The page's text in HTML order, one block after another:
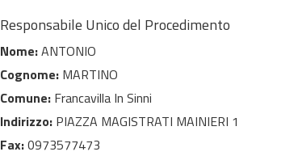
Responsabile Unico del Procedimento
Nome:ANTONIO
Cognome: MARTINO
Comune: Francavilla In Sinni
Indirizzo: PIAZZA MAGISTRATI MAINIERI 1
Fax:0973577473